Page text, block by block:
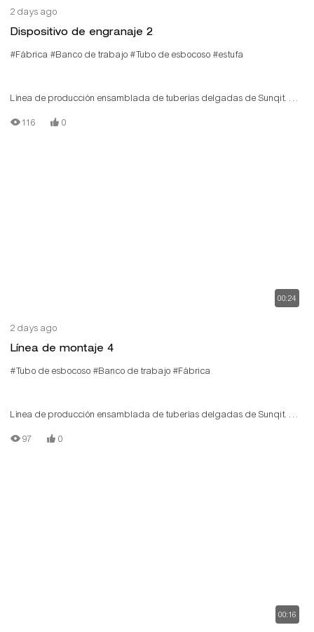
2 days ago
Dispositivo de engranaje 2
#Fábrica #Banco de trabajo #Tubo de esbocoso #estufa
Línea de producción ensamblada de tuberías delgadas de Sunqit. La
línea de producción de bajo costo está construida por tipón/tubo de
116 0
00:24
2 days ago
Línea de montaje 4
#Tubo de esbocoso #Banco de trabajo #Fábrica
Línea de producción ensamblada de tuberías delgadas de Sunqit. La
línea de producción de bajo costo está construida por tipón/tubo de
97 0
00:16